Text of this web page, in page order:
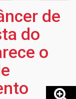
de
do
o